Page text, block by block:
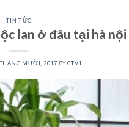
TIN TỨC
lan ở đâu tại hà nội
MƯỜI, 2017 BY CTV1